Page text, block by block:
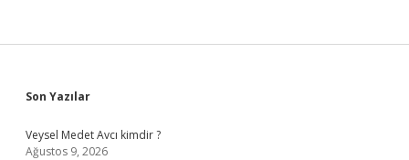
Sidebar
Son Yazılar
Veysel Medet Avcı kimdir ?
Ağustos 9, 2026